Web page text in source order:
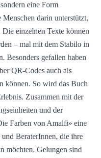
eine Form
darin unterstützt,
einzelnen Texte können
– mal mit dem Stabilo in
Besonders gefallen haben
QR-Codes auch als
können. So wird das Buch
Zusammen mit der
und der
Farben von Amalfi» eine
BeraterInnen, die ihre
möchten. Gelungen sind